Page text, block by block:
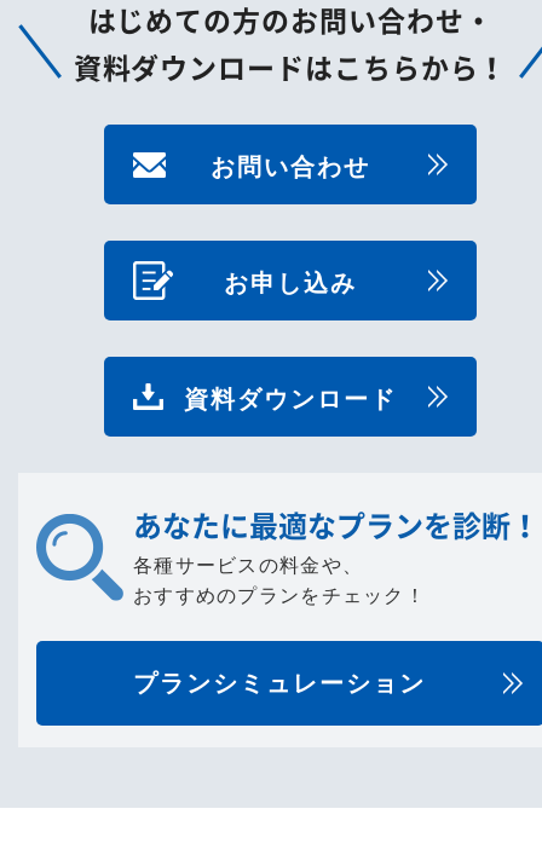
はじめての方のお問い合わせ・
資料ダウンロードはこちらから！
お問い合わせ
お申し込み
資料ダウンロード
あなたに最適なプランを診断！
各種サービスの料金や、
おすすめのプランをチェック！
プランシミュレーション